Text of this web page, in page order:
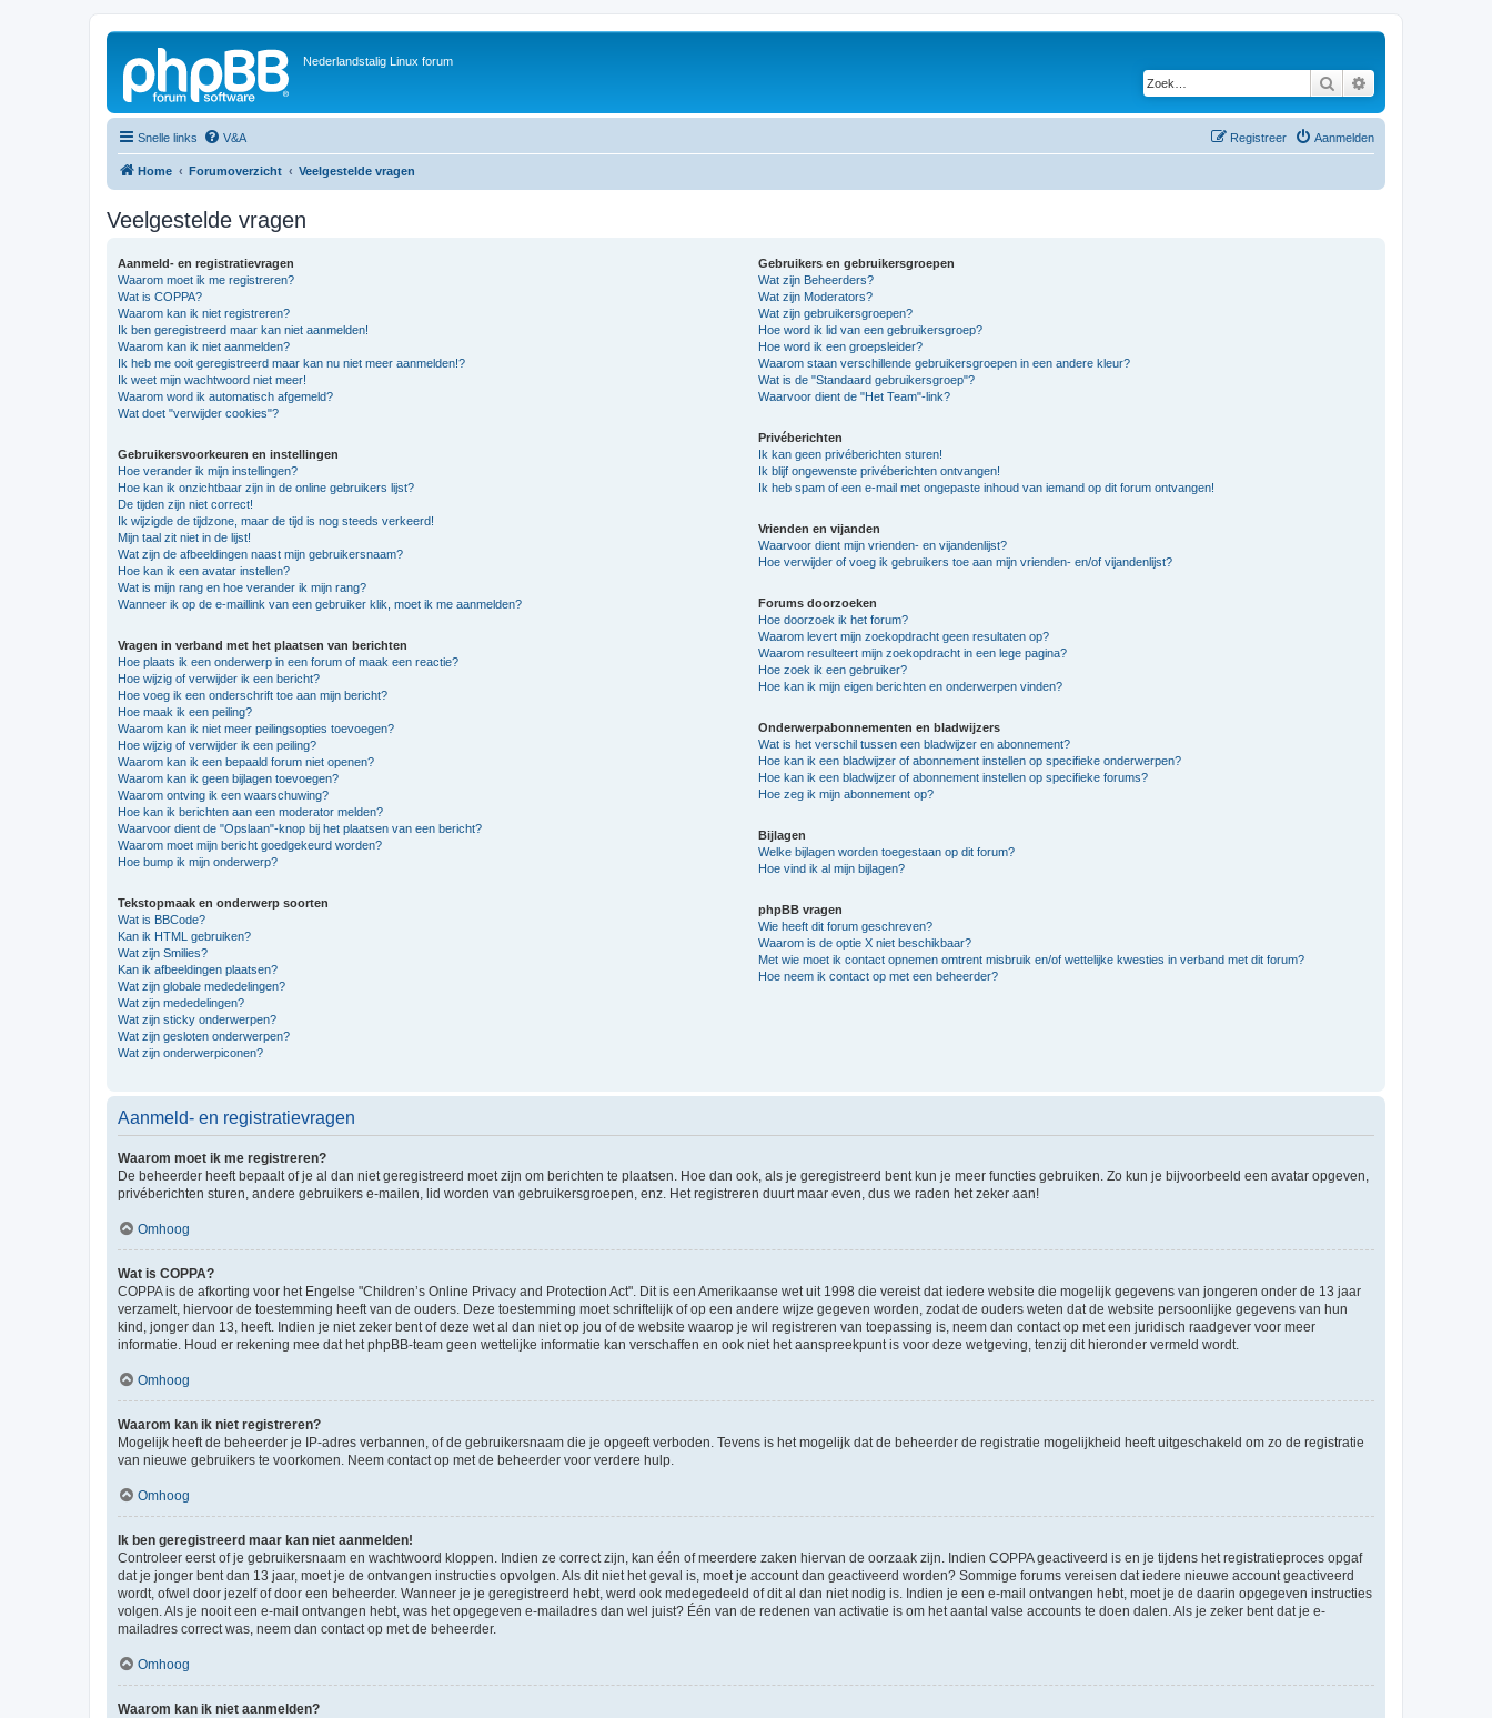
Nederlandstalig Linux forum
Zoek
Snelle links V&A Aanmelden
Registreer
Home Forumoverzicht Veelgestelde vragen
Veelgestelde vragen
Aanmeld- en registratievragen
Waarom moet ik me registreren?
Wat is COPPA?
Waarom kan ik niet registreren?
Ik ben geregistreerd maar kan niet aanmelden!
Waarom kan ik niet aanmelden?
Ik heb me ooit geregistreerd maar kan nu niet meer aanmelden!?
Ik weet mijn wachtwoord niet meer!
Waarom word ik automatisch afgemeld?
Wat doet "verwijder cookies"?
Gebruikersvoorkeuren en instellingen
Hoe verander ik mijn instellingen?
Hoe kan ik onzichtbaar zijn in de online gebruikers lijst?
De tijden zijn niet correct!
Ik wijzigde de tijdzone, maar de tijd is nog steeds verkeerd!
Mijn taal zit niet in de lijst!
Wat zijn de afbeeldingen naast mijn gebruikersnaam?
Hoe kan ik een avatar instellen?
Wat is mijn rang en hoe verander ik mijn rang?
Wanneer ik op de e-maillink van een gebruiker klik, moet ik me aanmelden?
Vragen in verband met het plaatsen van berichten
Hoe plaats ik een onderwerp in een forum of maak een reactie?
Hoe wijzig of verwijder ik een bericht?
Hoe voeg ik een onderschrift toe aan mijn bericht?
Hoe maak ik een peiling?
Waarom kan ik niet meer peilingsopties toevoegen?
Hoe wijzig of verwijder ik een peiling?
Waarom kan ik een bepaald forum niet openen?
Waarom kan ik geen bijlagen toevoegen?
Waarom ontving ik een waarschuwing?
Hoe kan ik berichten aan een moderator melden?
Waarvoor dient de "Opslaan"-knop bij het plaatsen van een bericht?
Waarom moet mijn bericht goedgekeurd worden?
Hoe bump ik mijn onderwerp?
Tekstopmaak en onderwerp soorten
Wat is BBCode?
Kan ik HTML gebruiken?
Wat zijn Smilies?
Kan ik afbeeldingen plaatsen?
Wat zijn globale mededelingen?
Wat zijn mededelingen?
Wat zijn sticky onderwerpen?
Wat zijn gesloten onderwerpen?
Wat zijn onderwerpiconen?
Gebruikers en gebruikersgroepen
Wat zijn Beheerders?
Wat zijn Moderators?
Wat zijn gebruikersgroepen?
Hoe word ik lid van een gebruikersgroep?
Hoe word ik een groepsleider?
Waarom staan verschillende gebruikersgroepen in een andere kleur?
Wat is de "Standaard gebruikersgroep"?
Waarvoor dient de "Het Team"-link?
Privéberichten
Ik kan geen privéberichten sturen!
Ik blijf ongewenste privéberichten ontvangen!
Ik heb spam of een e-mail met ongepaste inhoud van iemand op dit forum ontvangen!
Vrienden en vijanden
Waarvoor dient mijn vrienden- en vijandenlijst?
Hoe verwijder of voeg ik gebruikers toe aan mijn vrienden- en/of vijandenlijst?
Forums doorzoeken
Hoe doorzoek ik het forum?
Waarom levert mijn zoekopdracht geen resultaten op?
Waarom resulteert mijn zoekopdracht in een lege pagina?
Hoe zoek ik een gebruiker?
Hoe kan ik mijn eigen berichten en onderwerpen vinden?
Onderwerpabonnementen en bladwijzers
Wat is het verschil tussen een bladwijzer en abonnement?
Hoe kan ik een bladwijzer of abonnement instellen op specifieke onderwerpen?
Hoe kan ik een bladwijzer of abonnement instellen op specifieke forums?
Hoe zeg ik mijn abonnement op?
Bijlagen
Welke bijlagen worden toegestaan op dit forum?
Hoe vind ik al mijn bijlagen?
phpBB vragen
Wie heeft dit forum geschreven?
Waarom is de optie X niet beschikbaar?
Met wie moet ik contact opnemen omtrent misbruik en/of wettelijke kwesties in verband met dit forum?
Hoe neem ik contact op met een beheerder?
Aanmeld- en registratievragen
Waarom moet ik me registreren?
De beheerder heeft bepaalt of je al dan niet geregistreerd moet zijn om berichten te plaatsen. Hoe dan ook, als je geregistreerd bent kun je meer functies gebruiken. Zo kun je bijvoorbeeld een avatar opgeven,
privéberichten sturen, andere gebruikers e-mailen, lid worden van gebruikersgroepen, enz. Het registreren duurt maar even, dus we raden het zeker aan!
Omhoog
Wat is COPPA?
COPPA is de afkorting voor het Engelse "Children’s Online Privacy and Protection Act". Dit is een Amerikaanse wet uit 1998 die vereist dat iedere website die mogelijk gegevens van jongeren onder de 13 jaar
verzamelt, hiervoor de toestemming heeft van de ouders. Deze toestemming moet schriftelijk of op een andere wijze gegeven worden, zodat de ouders weten dat de website persoonlijke gegevens van hun
kind, jonger dan 13, heeft. Indien je niet zeker bent of deze wet al dan niet op jou of de website waarop je wil registreren van toepassing is, neem dan contact op met een juridisch raadgever voor meer
informatie. Houd er rekening mee dat het phpBB-team geen wettelijke informatie kan verschaffen en ook niet het aanspreekpunt is voor deze wetgeving, tenzij dit hieronder vermeld wordt.
Omhoog
Waarom kan ik niet registreren?
Mogelijk heeft de beheerder je IP-adres verbannen, of de gebruikersnaam die je opgeeft verboden. Tevens is het mogelijk dat de beheerder de registratie mogelijkheid heeft uitgeschakeld om zo de registratie
van nieuwe gebruikers te voorkomen. Neem contact op met de beheerder voor verdere hulp.
Omhoog
Ik ben geregistreerd maar kan niet aanmelden!
Controleer eerst of je gebruikersnaam en wachtwoord kloppen. Indien ze correct zijn, kan één of meerdere zaken hiervan de oorzaak zijn. Indien COPPA geactiveerd is en je tijdens het registratieproces opgaf
dat je jonger bent dan 13 jaar, moet je de ontvangen instructies opvolgen. Als dit niet het geval is, moet je account dan geactiveerd worden? Sommige forums vereisen dat iedere nieuwe account geactiveerd
wordt, ofwel door jezelf of door een beheerder. Wanneer je je geregistreerd hebt, werd ook medegedeeld of dit al dan niet nodig is. Indien je een e-mail ontvangen hebt, moet je de daarin opgegeven instructies
volgen. Als je nooit een e-mail ontvangen hebt, was het opgegeven e-mailadres dan wel juist? Één van de redenen van activatie is om het aantal valse accounts te doen dalen. Als je zeker bent dat je e-
mailadres correct was, neem dan contact op met de beheerder.
Omhoog
Waarom kan ik niet aanmelden?